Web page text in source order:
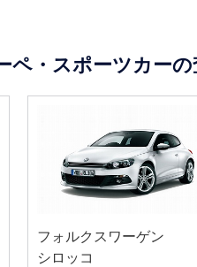
ペ・スポーツカーの
フォルクスワーゲン
シロッコ